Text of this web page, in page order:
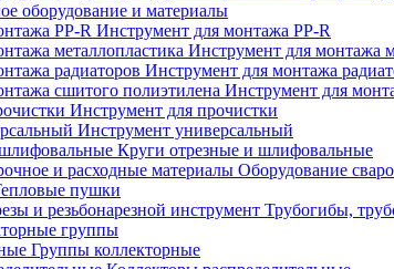
оборудование и материалы
Инструмент для монтажа PP-R
Инструмент для монтажа
Инструмент для монтажа
Инструмент для
Инструмент для прочистки
Инструмент универсальный
Круги отрезные и шлифовальные
Оборудование
пушки
Трубогибы,
группы
Группы коллекторные